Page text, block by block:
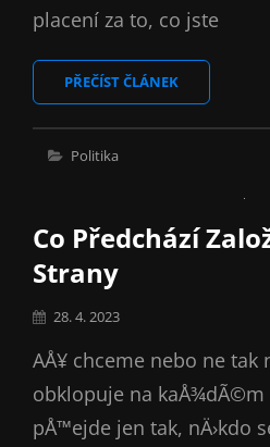
placení za to, co jste
PŘEČÍST ČLÁNEKCHUDÁK
OBČAN
Cat
Politika
Co Předchází
Strany
Posted
28. 4. 2023
AÅ¥ chceme nebo ne tak
obklopuje na kaÅ¾dÃ©m
pÅ™ejde jen tak, nÄ›kdo